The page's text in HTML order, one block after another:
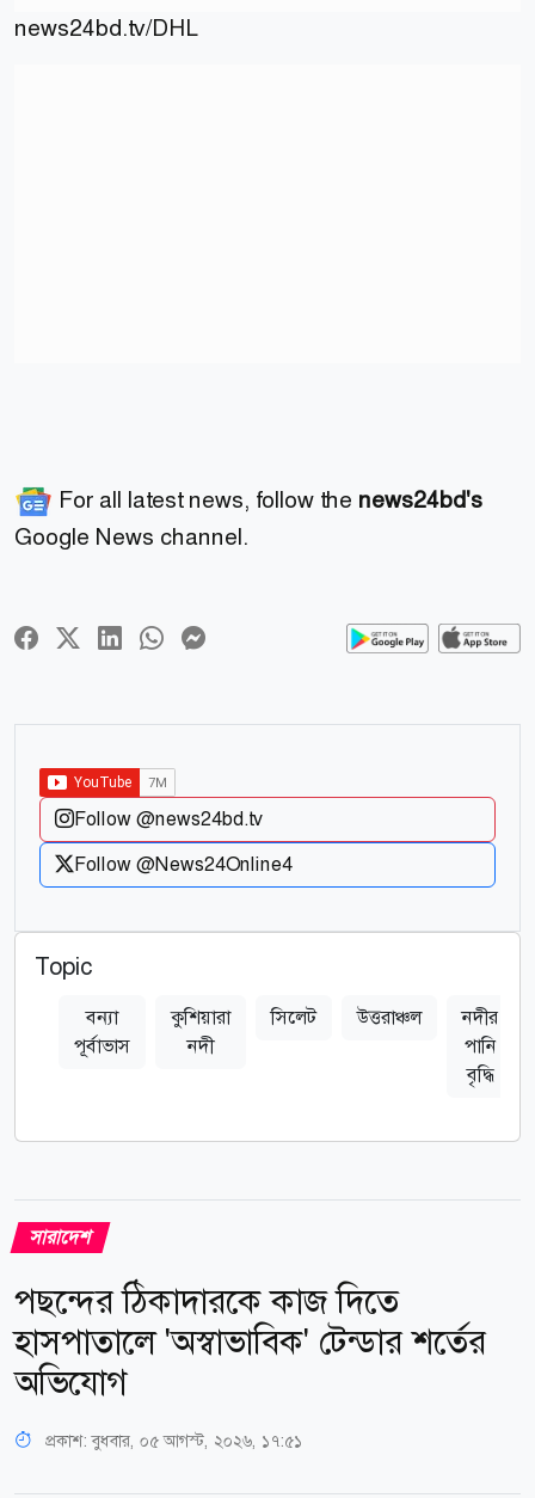
news24bd.tv/DHL
For all latest news, follow the news24bd's
Google News channel.
Follow @news24bd.tv
Follow @News24Online4
Topic
বন্যা
পূর্বাভাস
কুশিয়ারা
নদী
সিলেট উত্তরাঞ্চল
নদীর
পানি
বৃদ্ধি
সারাদেশ
পছন্দের ঠিকাদারকে কাজ দিতে
হাসপাতালে 'অস্বাভাবিক' টেন্ডার শর্তের
অভিযোগ
প্রকাশ:বুধবার, ০৫ আগস্ট, ২০২৬, ১৭:৫১